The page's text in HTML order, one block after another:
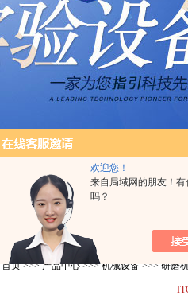
欢迎您！
来自局域网的朋友！
吗？
资料
首页>>>产品中心>>>机械设备>>> 研磨